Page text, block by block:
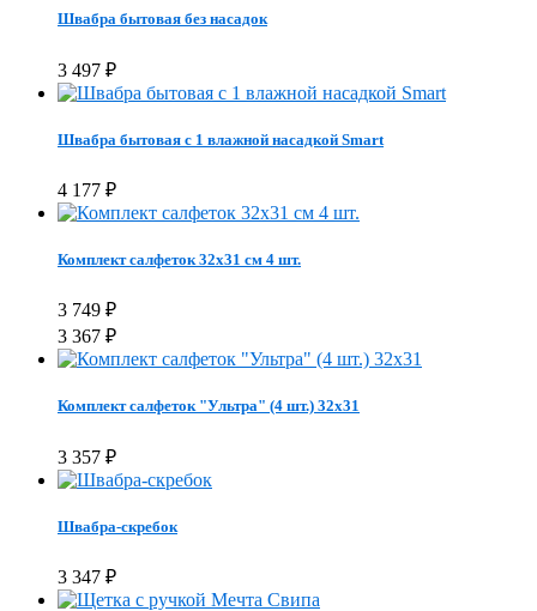
Швабра бытовая без насадок
3 497 ₽
Швабра бытовая с 1 влажной насадкой Smart
4 177 ₽
Комплект салфеток 32х31 см 4 шт.
3 749 ₽
3 367 ₽
Комплект салфеток "Ультра" (4 шт.) 32х31
3 357 ₽
Швабра-скребок
3 347 ₽